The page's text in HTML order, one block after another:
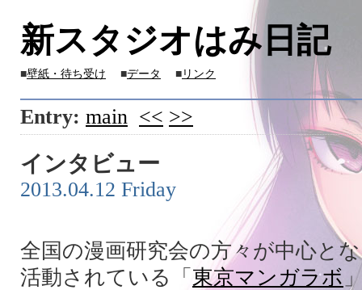
新スタジオはみ日記
■壁紙・待ち受け ■データ ■ リンク
Entry: main << >>
インタビュー
2013.04.12 Friday
全国の漫画研究会の方々が中心と
活動されている「 東京マンガラボ